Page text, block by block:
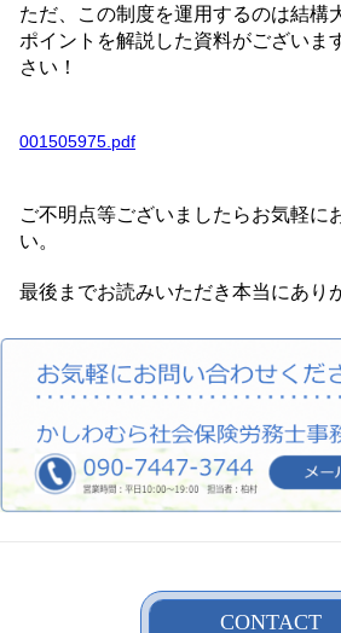
ただ、この制度を運用するのは結構
ポイントを解説した資料がございま
さい！
001505975.pdf
ご不明点等ございましたらお気軽に
い。
最後までお読みいただき本当にあり
CONTACT